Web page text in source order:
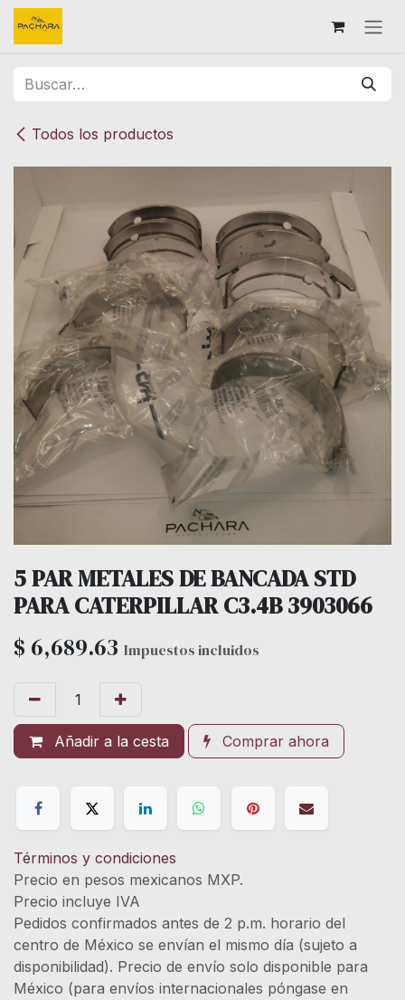
Ir al contenido
Todos los productos
5 PAR METALES DE BANCADA STD
PARA CATERPILLAR C3.4B 3903066
$ 6,689.63 Impuestos incluidos
Añadir a la cesta Comprar ahora
Términos y condiciones
Precio en pesos mexicanos MXP.
Precio incluye IVA
Pedidos confirmados antes de 2 p.m. horario del
centro de México se envían el mismo día (sujeto a
disponibilidad). Precio de envío solo disponible para
México (para envíos internacionales póngase en